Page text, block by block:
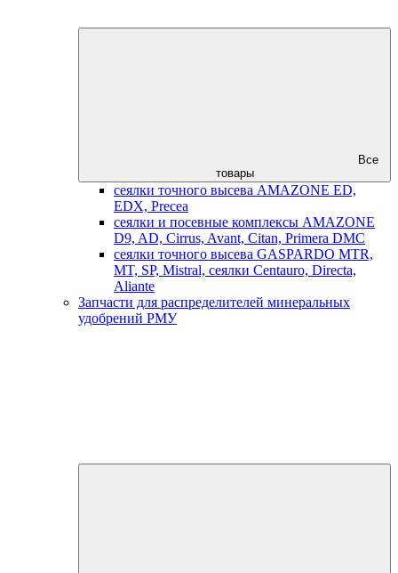
Все
товары
сеялки точного высева AMAZONE ED,
EDX, Precea
сеялки и посевные комплексы AMAZONE
D9, AD, Cirrus, Avant, Citan, Primera DMC
сеялки точного высева GASPARDO MTR,
MT, SP, Mistral, сеялки Centauro, Directa,
Aliante
Запчасти для распределителей минеральных
удобрений РМУ